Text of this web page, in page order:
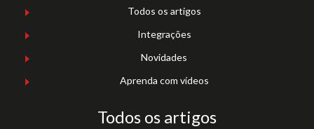
Todos os artigos
Integrações
Novidades
Aprenda com vídeos
Todos os artigos